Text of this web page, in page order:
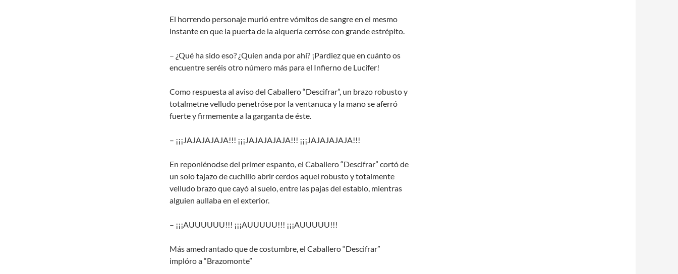
El horrendo personaje murió entre vómitos de sangre en el mesmo
instante en que la puerta de la alquería cerróse con grande estrépito.
– ¿Qué ha sido eso? ¿Quien anda por ahí? ¡Pardiez que en cuánto os
encuentre seréis otro número más para el Infierno de Lucifer!
Como respuesta al aviso del Caballero “Descifrar”, un brazo robusto y
totalmetne velludo penetróse por la ventanuca y la mano se aferró
fuerte y firmemente a la garganta de éste.
– ¡¡¡JAJAJAJAJA!!! ¡¡¡JAJAJAJAJA!!! ¡¡¡JAJAJAJAJA!!!
En reponiénodse del primer espanto, el Caballero “Descifrar” cortó de
un solo tajazo de cuchillo abrir cerdos aquel robusto y totalmente
velludo brazo que cayó al suelo, entre las pajas del establo, mientras
alguien aullaba en el exterior.
– ¡¡¡AUUUUUU!!! ¡¡¡AUUUUU!!! ¡¡¡AUUUUU!!!
Más amedrantado que de costumbre, el Caballero “Descifrar”
implóro a “Brazomonte”